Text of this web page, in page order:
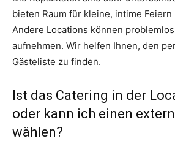
bieten Raum für kleine, intime Feiern
Andere Locations können
aufnehmen. Wir helfen Ihnen, den
Gästeliste zu finden.
Ist das Catering in der
oder kann ich einen
wählen?